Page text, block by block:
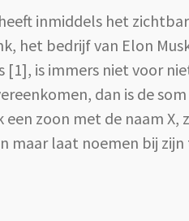
inmiddels het
het bedrijf van Elon
[1], is immers niet voor
dan is de
een zoon met de naam
maar laat noemen bij zijn